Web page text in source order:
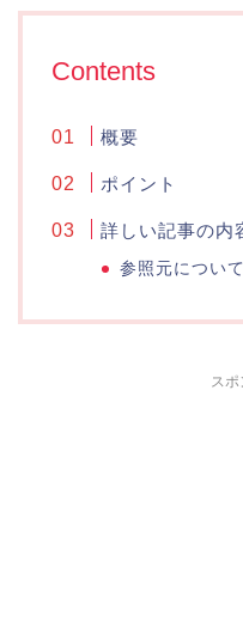
Contents
概要
ポイント
詳しい記事の内
参照元について
スポ